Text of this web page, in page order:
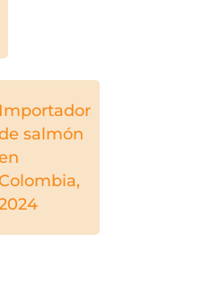
Importador
salmón
Colombia,